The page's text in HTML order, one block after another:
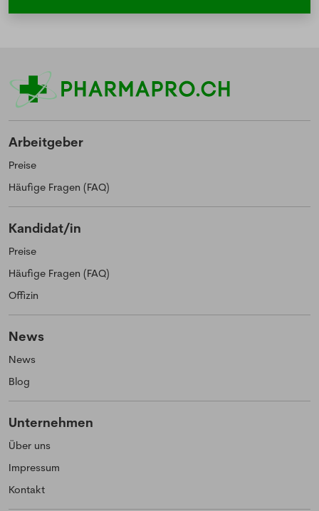
Arbeitgeber
Preise
Häufige Fragen (FAQ)
Kandidat/in
Preise
Häufige Fragen (FAQ)
Offizin
News
News
Blog
Unternehmen
Über uns
Impressum
Kontakt